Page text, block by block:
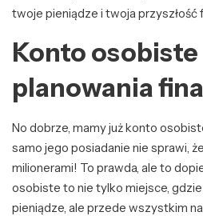
twoje pieniądze i twoja przyszłość
Konto osobiste
planowania
No dobrze, mamy już konto
samo jego posiadanie nie sprawi,
milionerami! To prawda, ale to
osobiste to nie tylko miejsce,
pieniądze, ale przede wszystkim